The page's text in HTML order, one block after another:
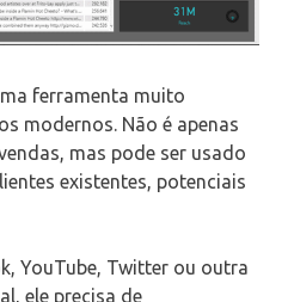
ferramenta muito
modernos. Não é apenas
mas pode ser usado
existentes, potenciais
YouTube, Twitter ou outra
ele precisa de